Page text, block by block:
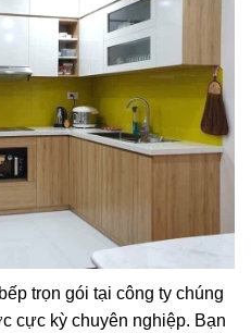
trọn gói tại công ty chúng
cực kỳ chuyên nghiệp. Bạn